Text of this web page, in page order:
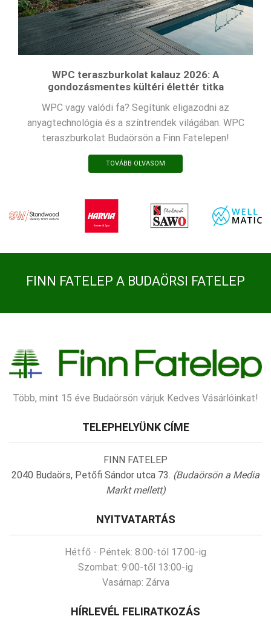
WPC teraszburkolat kalauz 2026: A
gondozásmentes kültéri élettér titka
WPC vagy valódi fa? Segítünk eligazodni az
anyagtechnológia és a színtrendek világában. WPC
teraszburkolat Budaörsön a Finn Fatelepen!
TOVÁBB OLVASOM
FINN FATELEP A BUDAÖRSI FATELEP
Több, mint 15 éve Budaörsön várjuk Kedves Vásárlóinkat!
TELEPHELYÜNK CÍME
FINN FATELEP
2040 Budaörs, Petőfi Sándor utca 73. (Budaörsön a Media
Markt mellett)
NYITVATARTÁS
Hétfő - Péntek: 8:00-tól 17:00-ig
Szombat: 9:00-től 13:00-ig
Vasárnap: Zárva
HÍRLEVÉL FELIRATKOZÁS